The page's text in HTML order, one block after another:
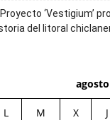
Proyecto ‘Vestigium’
del litoral
L M X J